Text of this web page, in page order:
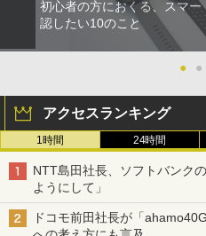
初心者の方におくる、スマ
認したい10のこと
● ●
アクセスランキング
1時間 24時間
NTT島田社長、ソフトバンク
ようにして」
ドコモ前田社長が「